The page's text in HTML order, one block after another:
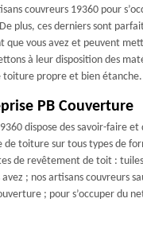
couvreurs 19360 pour
plus, ces derniers sont
vous avez et peuvent
à leur disposition des
toiture propre et bien étanche.
PB Couverture
dispose des savoir-faire et
de toiture sur tous types de
de revêtement de toit :
; nos artisans couvreurs
; pour s’occuper du